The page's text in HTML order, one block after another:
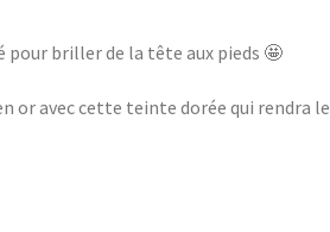
pour briller de la tête aux pieds 🤩
or avec cette teinte dorée qui rendra le